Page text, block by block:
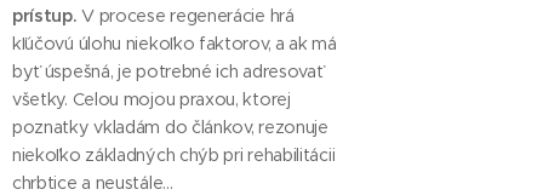
prístup. V procese regenerácie hrá
kľúčovú úlohu niekoľko faktorov, a ak má
byť úspešná, je potrebné ich adresovať
všetky. Celou mojou praxou, ktorej
poznatky vkladám do článkov, rezonuje
niekoľko základných chýb pri rehabilitácii
chrbtice a neustále...